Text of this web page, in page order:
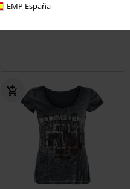
EMP España
Zeit Rammstein